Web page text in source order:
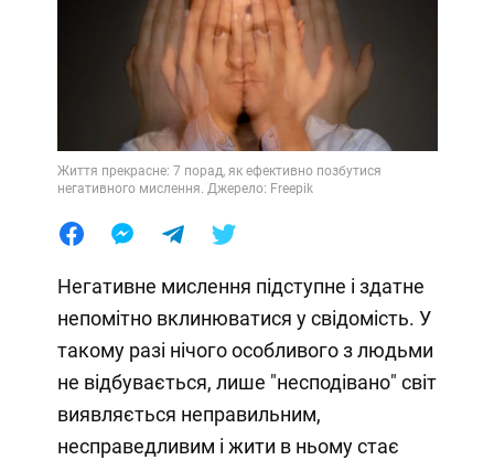
Життя прекрасне: 7 порад, як ефективно позбутися
негативного мислення. Джерело: Freepik
Негативне мислення підступне і здатне
непомітно вклинюватися у свідомість. У
такому разі нічого особливого з людьми
не відбувається, лише "несподівано" світ
виявляється неправильним,
несправедливим і жити в ньому стає